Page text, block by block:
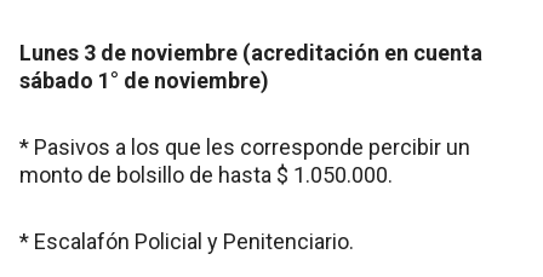
Lunes 3 de noviembre (acreditación en cuenta
sábado 1° de noviembre)
* Pasivos a los que les corresponde percibir un
monto de bolsillo de hasta $ 1.050.000.
* Escalafón Policial y Penitenciario.